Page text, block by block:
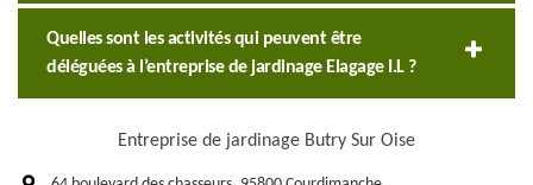
Quelles sont les activités qui peuvent être
déléguées à l’entreprise de jardinage Elagage I.L ?
Entreprise de jardinage Butry Sur Oise